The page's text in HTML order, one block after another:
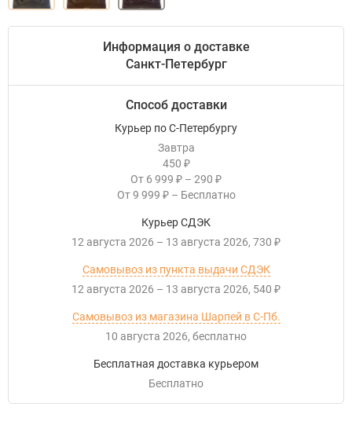
Информация о доставке
Санкт-Петербург
Способ доставки
Курьер по С-Петербургу
Завтра
450 ₽
От 6 999 ₽ – 290 ₽
От 9 999 ₽ – Бесплатно
Курьер СДЭК
12 августа 2026 – 13 августа 2026 730 ₽
Самовывоз из пункта выдачи СДЭК
12 августа 2026 – 13 августа 2026 540 ₽
Самовывоз из магазина Шарпей в С-Пб.
10 августа 2026
Бесплатно
Бесплатная доставка курьером
Бесплатно